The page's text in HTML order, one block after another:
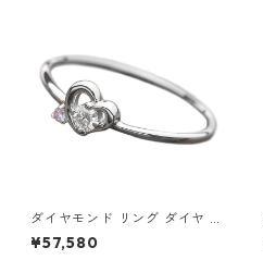
ダイヤモンド リング ダイヤ ア
イスブルーダイヤ 合計0.06ct
9.5号 プラチナ Pt950 ハート
¥57,580